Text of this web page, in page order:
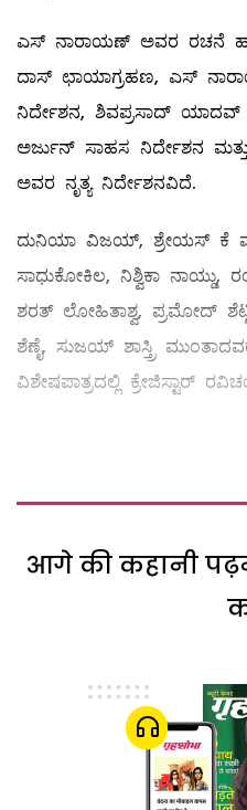
ಎಸ್ ನಾರಾಯಣ್ ಅವರ ರಚನೆ
ದಾಸ್ ಛಾಯಾಗ್ರಹಣ, ಎಸ್
ನಿರ್ದೇಶನ, ಶಿವಪ್ರಸಾದ್
ಅರ್ಜುನ್ ಸಾಹಸ ನಿರ್ದೇಶನ
ಅವರ ನೃತ್ಯ ನಿರ್ದೇಶನವಿದೆ.
ದುನಿಯಾ ವಿಜಯ್, ಶ್ರೇಯಸ್ ಕೆ
ಸಾಧುಕೋಕಿಲ, ನಿಶ್ವಿಕಾ ನಾಯ್ಡು,
ಶರತ್ ಲೋಹಿತಾಶ್ವ, ಪ್ರಮೋದ್
ಶೆಣೈ, ಸುಜಯ್ ಶಾಸ್ತ್ರಿ
ವಿಶೇಷಪಾತ್ರದಲ್ಲಿ ಕ್ರೇಜಿಸ್ಟಾರ್
आगे की कहानी